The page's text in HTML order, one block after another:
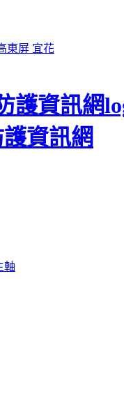
東屏 宜花
資訊網
軸